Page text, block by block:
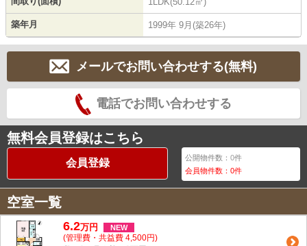
築年月 1999年 9月(築26年)
メールでお問い合わせする(無料)
電話でお問い合わせする
無料会員登録はこちら
会員登録 公開物件数：0件
会員物件数：0件
空室一覧
6.2万円 NEW
(管理費・共益費 4,500円)